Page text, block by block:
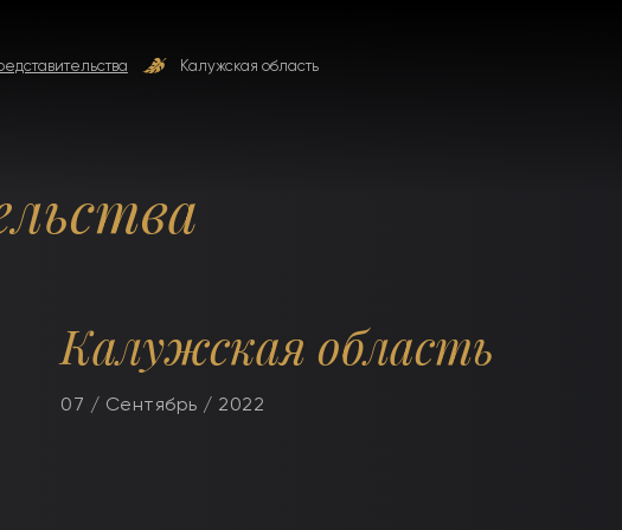
Калужская область
Калужская область
07 / Сентябрь / 2022